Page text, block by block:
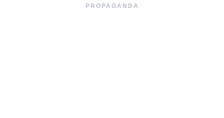
PROPAGANDA